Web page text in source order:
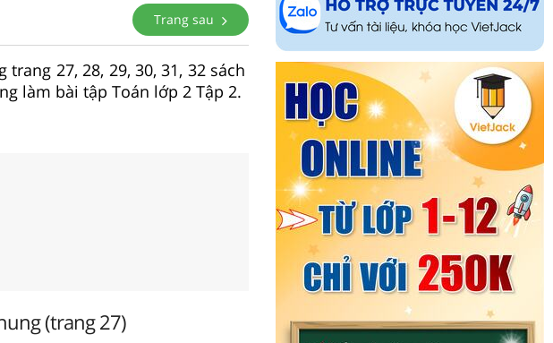
Trang sau
27, 28, 29, 30, 31, 32 sách
làm bài tập Toán lớp 2 Tập 2.
(trang 27)